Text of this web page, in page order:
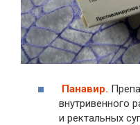
Панавир.
внутривенного
и ректальных